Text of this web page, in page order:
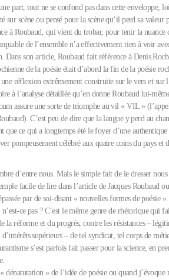
part, tout ne se confond pas dans cette enveloppe,
sur scène ou pensé pour la scène qu’il perd sa valeur
à Roubaud, qui vient du trobar, pour tenir la nuance
de l’ensemble n’a effectivement rien à voir
Dans son article, Roubaud fait référence à Denis
de la poésie était d’abord la fin de la poésie
réflexion extrêmement construite sur le vers et sur
à l’analyse détaillée qu’en donne Roubaud lui-
assure une sorte de triomphe au vil « VIL »
C’est peu de dire que la langue y perd au
que ce qui a longtemps été le foyer d’une
pompeusement célébré aux quatre coins du pays et
d’entre nous. Mais le simple fait de le dresser nous
facile de lire dans l’article de Jacques Roubaud
par de soi-disant « nouvelles formes de poésie
ce pas ? C’est le même genre de rhétorique qui
la réforme et du progrès, contre les résistances –
supérieurs – de tel syndicat, tel corps de
s’est parfois fait passer pour la science, en
dénaturation » de l’idée de poésie ou quand